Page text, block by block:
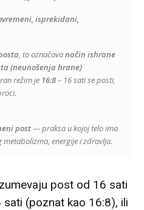
isprekidani,
, to označavanačin ishrane
(neunošenja hrane)
režim je 16:8– 16 sati se posti,
post— praksa u kojoj telo ima
energije i zdravlja.
post od 16 sati
(poznat kao 16:8), ili